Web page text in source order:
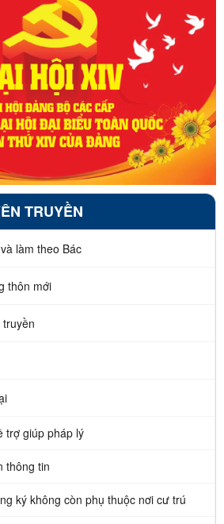
TRUYỀN
làm theo Bác
thôn mới
trợ giúp pháp lý
thông tin
ký không còn phụ thuộc nơi cư trú